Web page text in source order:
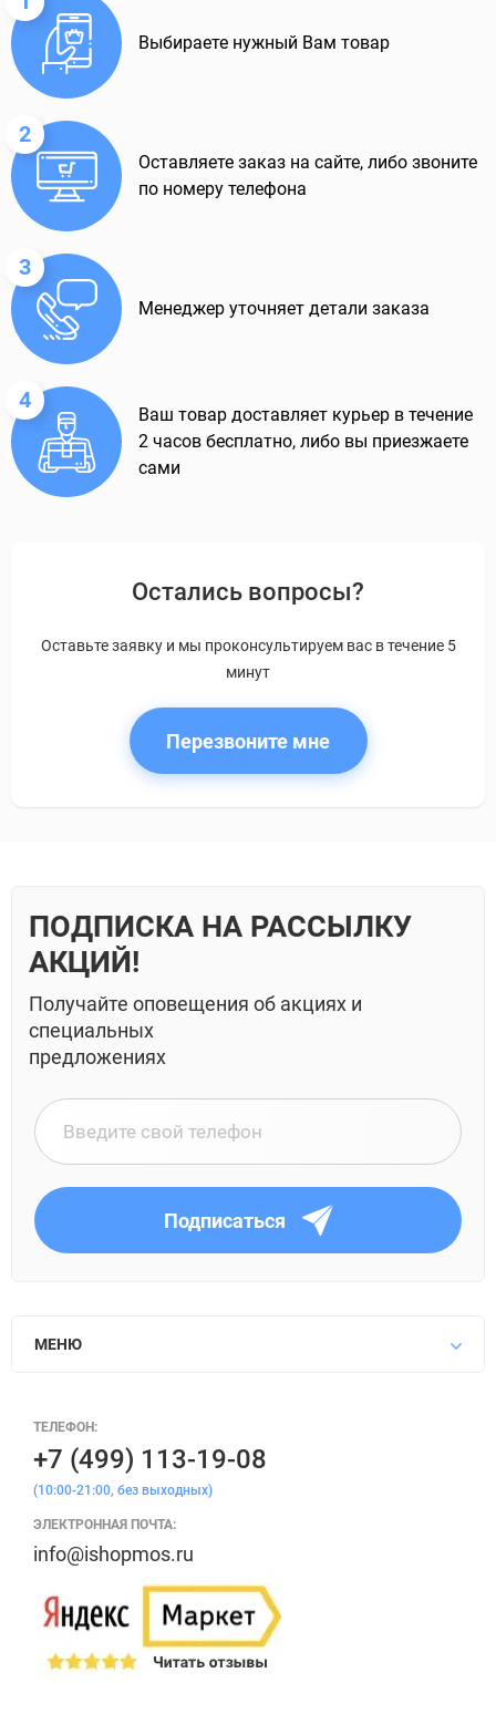
Выбираете нужный Вам товар
2
Оставляете заказ на сайте, либо звоните
по номеру телефона
3
Менеджер уточняет детали заказа
4
Ваш товар доставляет курьер в течение
2 часов бесплатно, либо вы приезжаете
сами
Остались вопросы?
Оставьте заявку и мы проконсультируем вас в течение 5
минут
Перезвоните мне
ПОДПИСКА НА РАССЫЛКУ
АКЦИЙ!
Получайте оповещения об акциях и
специальных
предложениях
Подписаться
МЕНЮ
ТЕЛЕФОН:
+7 (499) 113-19-08
(10:00-21:00, без выходных)
ЭЛЕКТРОННАЯ ПОЧТА:
info@ishopmos.ru